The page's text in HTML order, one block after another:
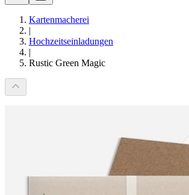
Kartenmacherei
|
Hochzeitseinladungen
|
Rustic Green Magic